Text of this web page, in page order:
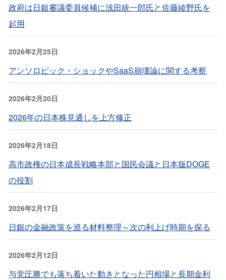
政府は日銀審議委員候補に浅田統一郎氏と佐藤綾野氏を
起用
2026年2月25日
アンソロピック・ショックやSaaS崩壊論に関する考察
2026年2月20日
2026年の日本株見通しを上方修正
2026年2月18日
高市政権の日本成長戦略本部と国民会議と日本版DOGE
の役割
2026年2月17日
日銀の金融政策を巡る材料整理～次の利上げ時期を探る
2026年2月12日
与党圧勝でも落ち着いた動きとなった円相場と長期金利